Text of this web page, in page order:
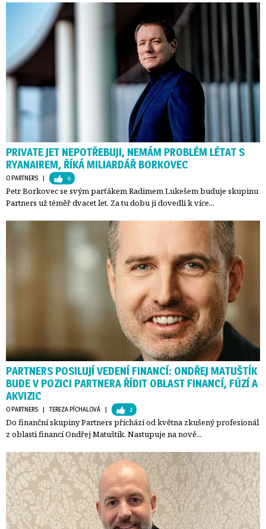
PRIVATE JET NEPOTŘEBUJI, NEMÁM PROBLÉM LÉTAT S
RYANAIREM, ŘÍKÁ MILIARDÁŘ BORKOVEC
O PARTNERS | 0
Petr Borkovec se svým parťákem Radimem Lukešem buduje skupinu
Partners už téměř dvacet let. Za tu dobu ji dovedli k více...
PARTNERS POSILUJÍ VEDENÍ FINANCÍ: ONDŘEJ MATUŠTÍK
BUDE V POZICI PARTNERA ŘÍDIT OBLAST FINANCÍ, FÚZÍ A
AKVIZIC
O PARTNERS | TEREZA PÍCHALOVÁ | 2
Do finanční skupiny Partners přichází od května zkušený profesionál
z oblasti financí Ondřej Matuštík. Nastupuje na nově...